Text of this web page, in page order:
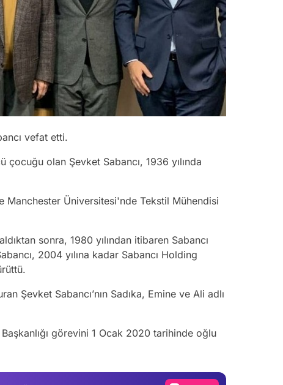
vefat etti.
çocuğu olan Şevket Sabancı, 1936 yılında
Manchester Üniversitesi'nde Tekstil Mühendisi
sonra, 1980 yılından itibaren Sabancı
2004 yılına kadar Sabancı Holding
Şevket Sabancı’nın Sadıka, Emine ve Ali adlı
görevini 1 Ocak 2020 tarihinde oğlu
Video